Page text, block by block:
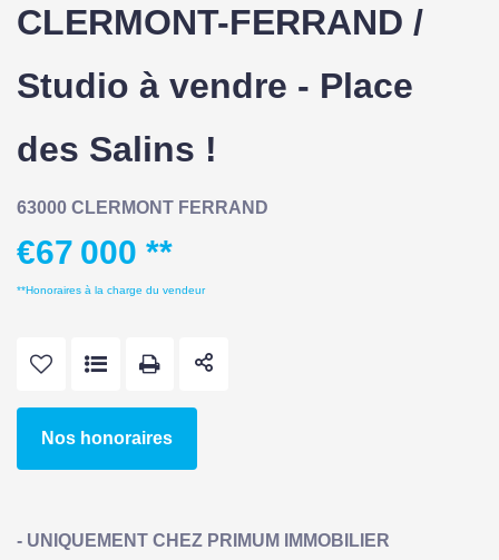
CLERMONT-FERRAND /
Studio à vendre - Place
des Salins !
63000 CLERMONT FERRAND
€67 000 **
**Honoraires à la charge du vendeur
Nos honoraires
- UNIQUEMENT CHEZ PRIMUM IMMOBILIER